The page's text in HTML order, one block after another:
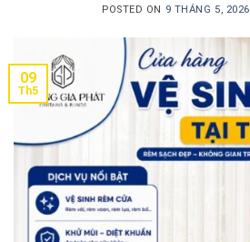
POSTED ON 9 THÁNG 5, 2026
09
Th5